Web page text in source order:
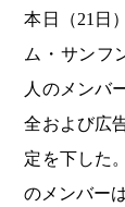
本日（21日
ム・サンフ
人のメンバ
全および広
定を下した
のメンバー